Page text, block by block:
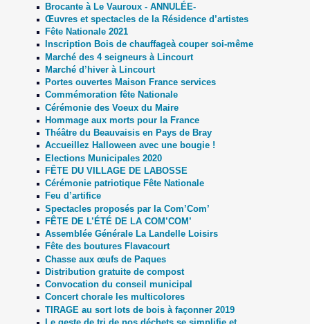
Brocante à Le Vauroux - ANNULÉE-
Œuvres et spectacles de la Résidence d’artistes
Fête Nationale 2021
Inscription Bois de chauffageà couper soi-même
Marché des 4 seigneurs à Lincourt
Marché d’hiver à Lincourt
Portes ouvertes Maison France services
Commémoration fête Nationale
Cérémonie des Voeux du Maire
Hommage aux morts pour la France
Théâtre du Beauvaisis en Pays de Bray
Accueillez Halloween avec une bougie !
Elections Municipales 2020
FÊTE DU VILLAGE DE LABOSSE
Cérémonie patriotique Fête Nationale
Feu d’artifice
Spectacles proposés par la Com’Com’
FÊTE DE L’ÉTÉ DE LA COM’COM’
Assemblée Générale La Landelle Loisirs
Fête des boutures Flavacourt
Chasse aux œufs de Paques
Distribution gratuite de compost
Convocation du conseil municipal
Concert chorale les multicolores
TIRAGE au sort lots de bois à façonner 2019